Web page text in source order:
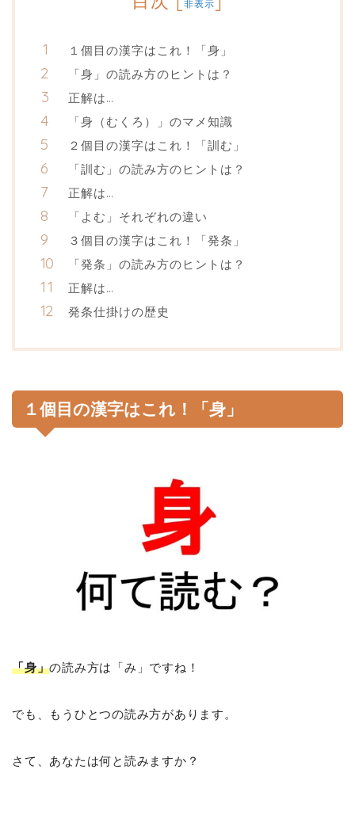
非表示
１個目の漢字はこれ！「身」
「身」の読み方のヒントは？
正解は…
「身（むくろ）」のマメ知識
２個目の漢字はこれ！「訓む」
「訓む」の読み方のヒントは？
正解は…
「よむ」それぞれの違い
３個目の漢字はこれ！「発条」
「発条」の読み方のヒントは？
正解は…
発条仕掛けの歴史
１個目の漢字はこれ！「身」
「身」の読み方は「み」ですね！
でも、もうひとつの読み方があります。
さて、あなたは何と読みますか？